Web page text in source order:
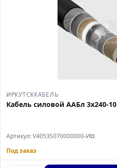
ИРКУТСККАБЕЛЬ
Кабель силовой ААБл 3х240-10
Артикул: V4053S070000000-И⧉
Под заказ